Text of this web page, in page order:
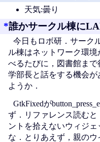
天気:曇り
*誰かサークル棟に
今日もロボ研．サーク
ル棟はネットワーク環
べるたびに，図書館まで
学部長と話をする機会
ようか．
GtkFixedが
ず．リファレンス読む
ントを拾えないウィジ
な．とりあえず，親の